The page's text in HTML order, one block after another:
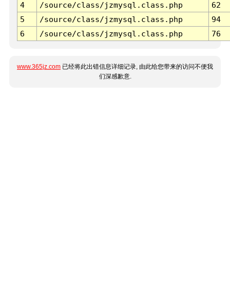
4
/source/class/jzmysql.class.php
62
5
/source/class/jzmysql.class.php
94
6
/source/class/jzmysql.class.php 76
www.365jz.com 已经将此出错信息详细记录, 由此给您带来的访问不便我
们深感歉意.